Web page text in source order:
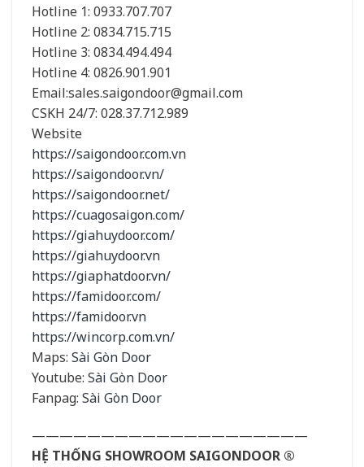
Hotline 1: 0933.707.707
Hotline 2: 0834.715.715
Hotline 3: 0834.494.494
Hotline 4: 0826.901.901
Email:sales.saigondoor@gmail.com
CSKH 24/7: 028.37.712.989
Website
https://saigondoor.com.vn
https://saigondoor.vn/
https://saigondoor.net/
https://cuagosaigon.com/
https://giahuydoor.com/
https://giahuydoor.vn
https://giaphatdoor.vn/
https://famidoor.com/
https://famidoor.vn
https://wincorp.com.vn/
Maps: Sài Gòn Door
Youtube: Sài Gòn Door
Fanpag: Sài Gòn Door
————————————————————
HỆ THỐNG SHOWROOM SAIGONDOOR ®